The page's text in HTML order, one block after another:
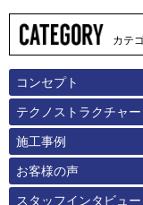
カテ
コンセプト
テクノストラクチャー
施工事例
お客様の声
スタッフインタビュー